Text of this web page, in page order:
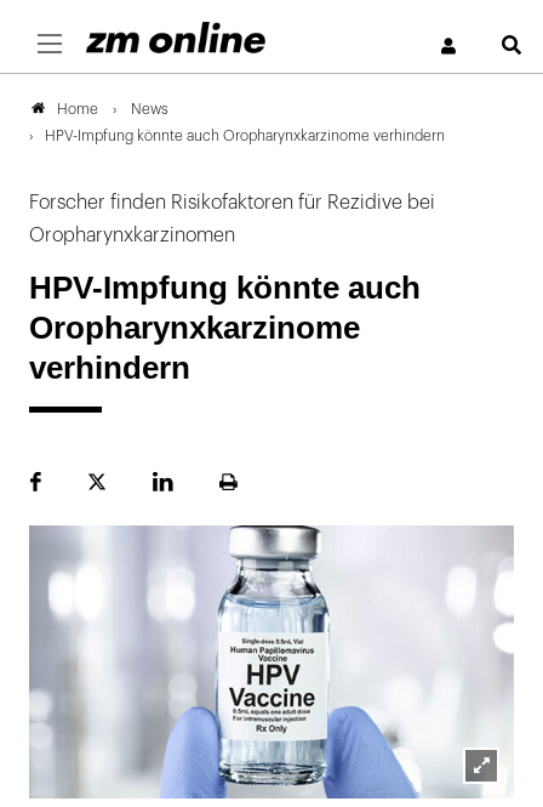
Home
News
HPV-Impfung könnte auch Oropharynxkarzinome verhindern
Forscher finden Risikofaktoren für Rezidive bei
Oropharynxkarzinomen
HPV-Impfung könnte auch
Oropharynxkarzinome
verhindern
FacebookPlattformLinekdInSeite
Lightbox